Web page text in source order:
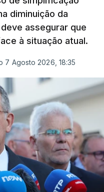
diminuição da
assegurar que
à situação atual.
7 Agosto 2026, 18:35